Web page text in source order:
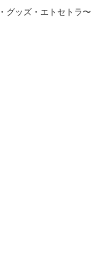
グッズ・エトセトラ〜